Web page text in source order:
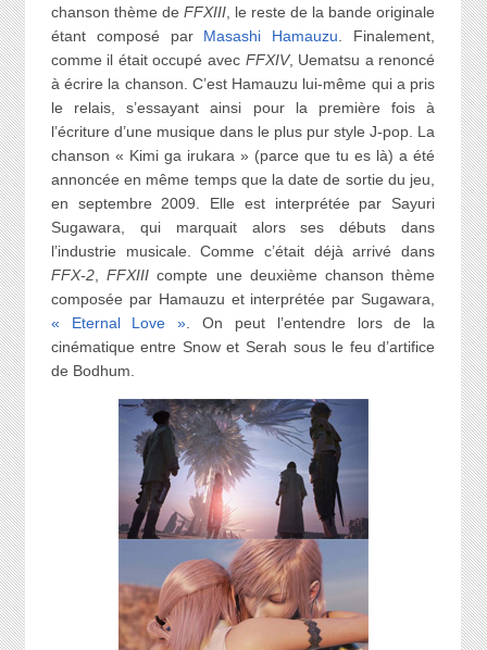
chanson thème de FFXIII, le reste de la bande originale
étant composé par Masashi Hamauzu . Finalement,
comme il était occupé avec FFXIV, Uematsu a renoncé
à écrire la chanson. C’est Hamauzu lui-même qui a pris
le relais, s’essayant ainsi pour la première fois à
l’écriture d’une musique dans le plus pur style J-pop. La
chanson « Kimi ga irukara » (parce que tu es là) a été
annoncée en même temps que la date de sortie du jeu,
en septembre 2009. Elle est interprétée par Sayuri
Sugawara, qui marquait alors ses débuts dans
l’industrie musicale. Comme c’était déjà arrivé dans
FFX-2,FFXIII compte une deuxième chanson thème
composée par Hamauzu et interprétée par Sugawara,
« Eternal Love » . On peut l’entendre lors de la
cinématique entre Snow et Serah sous le feu d’artifice
de Bodhum.